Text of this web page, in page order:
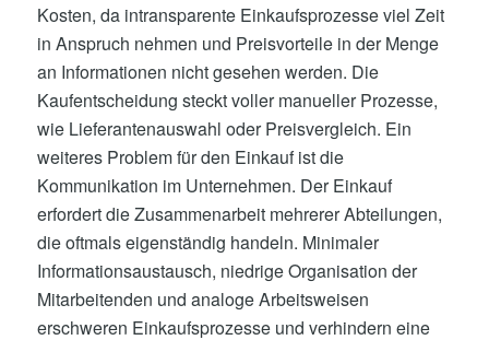
Kosten, da intransparente Einkaufsprozesse viel Zeit
in Anspruch nehmen und Preisvorteile in der Menge
an Informationen nicht gesehen werden. Die
Kaufentscheidung steckt voller manueller Prozesse,
wie Lieferantenauswahl oder Preisvergleich. Ein
weiteres Problem für den Einkauf ist die
Kommunikation im Unternehmen. Der Einkauf
erfordert die Zusammenarbeit mehrerer Abteilungen,
die oftmals eigenständig handeln. Minimaler
Informationsaustausch, niedrige Organisation der
Mitarbeitenden und analoge Arbeitsweisen
erschweren Einkaufsprozesse und verhindern eine